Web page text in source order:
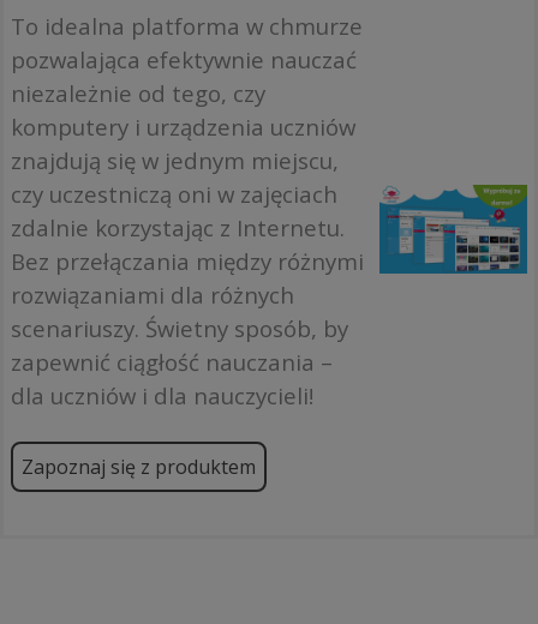
To idealna platforma w chmurze
pozwalająca efektywnie nauczać
niezależnie od tego, czy
komputery i urządzenia uczniów
znajdują się w jednym miejscu,
czy uczestniczą oni w zajęciach
zdalnie korzystając z Internetu.
Bez przełączania między różnymi
rozwiązaniami dla różnych
scenariuszy. Świetny sposób, by
zapewnić ciągłość nauczania –
dla uczniów i dla nauczycieli!
Zapoznaj się z produktem